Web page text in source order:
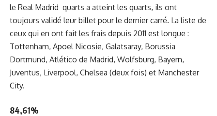
le Real Madrid quarts a atteint les quarts, ils ont
toujours validé leur billet pour le dernier carré. La liste de
ceux qui en ont fait les frais depuis 2011 est longue :
Tottenham, Apoel Nicosie, Galatsaray, Borussia
Dortmund, Atlético de Madrid, Wolfsburg, Bayern,
Juventus, Liverpool, Chelsea (deux fois) et Manchester
City.
84,61%